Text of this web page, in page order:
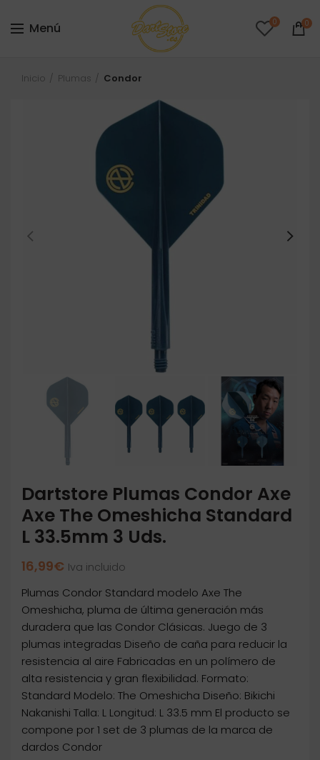
Menú 0 0
Inicio Plumas Condor
Dartstore Plumas Condor Axe
Axe The Omeshicha Standard
L 33.5mm 3 Uds.
16,99€ Iva incluido
Plumas Condor Standard modelo Axe The
Omeshicha, pluma de última generación más
duradera que las Condor Clásicas. Juego de 3
plumas integradas Diseño de caña para reducir la
resistencia al aire Fabricadas en un polímero de
alta resistencia y gran flexibilidad. Formato:
Standard Modelo: The Omeshicha Diseño: Bikichi
Nakanishi Talla: L Longitud: L 33.5 mm El producto se
compone por 1 set de 3 plumas de la marca de
dardos Condor